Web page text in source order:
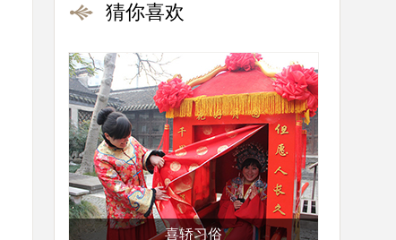
猜你喜欢
喜轿习俗